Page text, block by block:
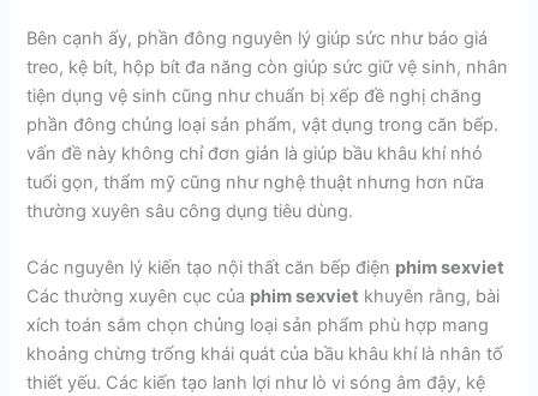
Bên cạnh ấy, phần đông nguyên lý giúp sức như báo giá
treo, kệ bít, hộp bít đa năng còn giúp sức giữ vệ sinh, nhân
tiện dụng vệ sinh cũng như chuẩn bị xếp đề nghị chăng
phần đông chủng loại sản phẩm, vật dụng trong căn bếp.
vấn đề này không chỉ đơn giản là giúp bầu khâu khí nhỏ
tuổi gọn, thẩm mỹ cũng như nghệ thuật nhưng hơn nữa
thường xuyên sâu công dụng tiêu dùng.
Các nguyên lý kiến tạo nội thất căn bếp điện phim sexviet
Các thường xuyên cục của phim sexviet khuyên rằng, bài
xích toán sắm chọn chủng loại sản phẩm phù hợp mang
khoảng chừng trống khái quát của bầu khâu khí là nhân tố
thiết yếu. Các kiến tạo lanh lợi như lò vi sóng âm đậy, kệ